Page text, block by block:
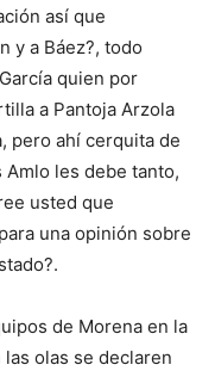
así que
y a Báez?, todo
quien por
a Pantoja Arzola
pero ahí cerquita de
les debe tanto,
usted que
una opinión sobre
de Morena en la
olas se declaren